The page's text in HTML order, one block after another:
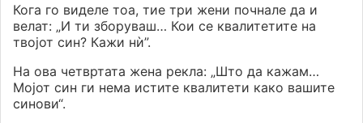
Кога го виделе тоа, тие три жени почнале да и
велат: „И ти зборуваш… Кои се квалитетите на
твојот син? Кажи нѝ”.
На ова четвртата жена рекла: „Што да кажам…
Мојот син ги нема истите квалитети како вашите
синови“.